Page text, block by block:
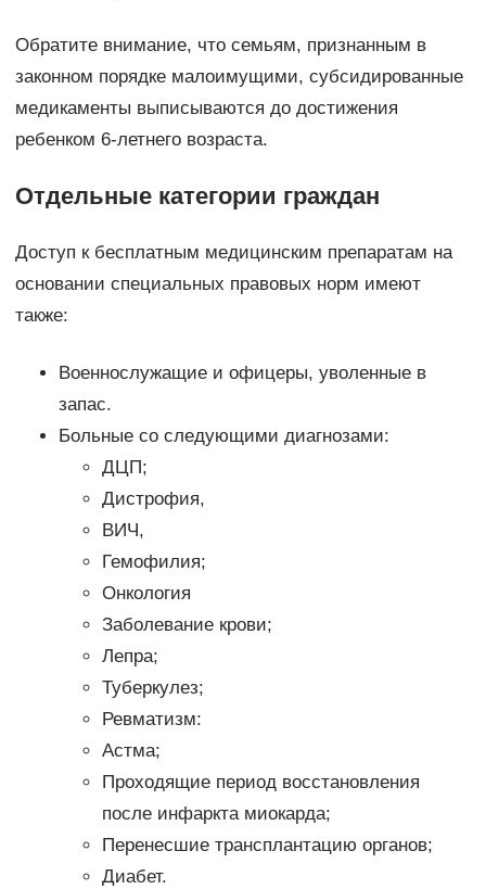
Обратите внимание, что семьям, признанным в
законном порядке малоимущими, субсидированные
медикаменты выписываются до достижения
ребенком 6-летнего возраста.
Отдельные категории граждан
Доступ к бесплатным медицинским препаратам на
основании специальных правовых норм имеют
также:
Военнослужащие и офицеры, уволенные в
запас.
Больные со следующими диагнозами:
ДЦП;
Дистрофия,
ВИЧ,
Гемофилия;
Онкология
Заболевание крови;
Лепра;
Туберкулез;
Ревматизм:
Астма;
Проходящие период восстановления
после инфаркта миокарда;
Перенесшие трансплантацию органов;
Диабет.